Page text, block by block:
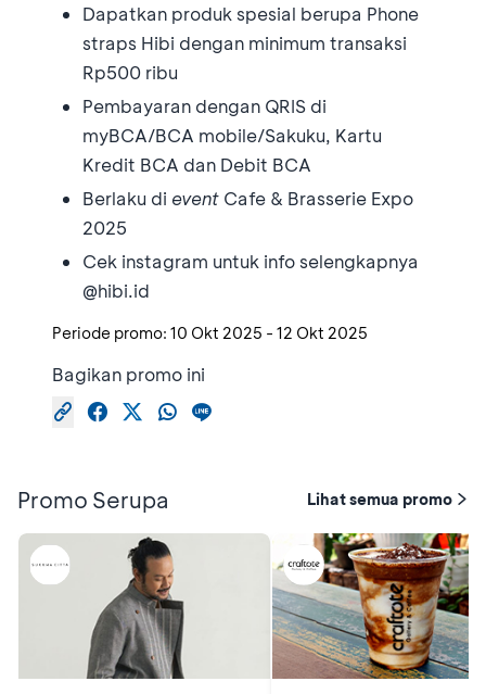
Dapatkan produk spesial berupa Phone
straps Hibi dengan minimum transaksi
Rp500 ribu
Pembayaran dengan QRIS di
myBCA/BCA mobile/Sakuku, Kartu
Kredit BCA dan Debit BCA
Berlaku di event Cafe & Brasserie Expo
2025
Cek instagram untuk info selengkapnya
@hibi.id
Periode promo: 10 Okt 2025 - 12 Okt 2025
Bagikan promo ini
Promo Serupa Lihat semua promo